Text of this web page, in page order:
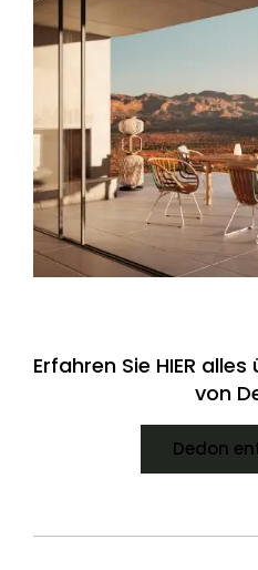
Erfahren Sie HIER
von
Dedon